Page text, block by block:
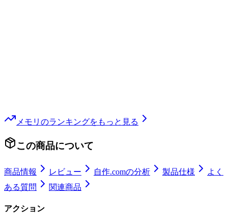
メモリ のランキングをもっと見る
この商品について
商品情報 レビュー 自作.comの分析 製品仕様
よく
ある質問
関連商品
アクション